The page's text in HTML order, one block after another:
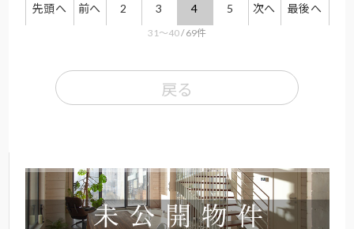
先頭へ 前へ 2 3 4 5 次へ 最後へ
31〜40/ 69件
戻る